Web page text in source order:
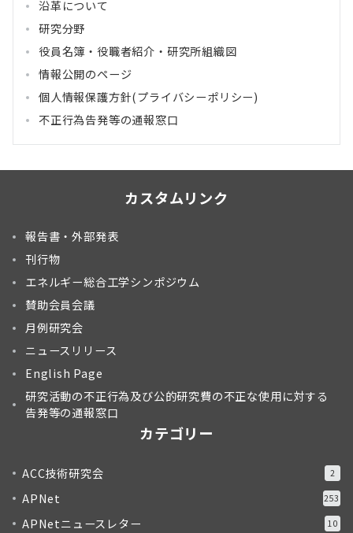
沿革について
研究分野
役員名簿・役職者紹介・研究所組織図
情報公開のページ
個人情報保護方針(プライバシーポリシー)
不正行為告発等の通報窓口
カスタムリンク
報告書・外部発表
刊行物
エネルギー総合工学シンポジウム
賛助会員会議
月例研究会
ニュースリリース
English Page
研究活動の不正行為及び公的研究費の不正な使用に対する
告発等の通報窓口
カテゴリー
ACC技術研究会 2
APNet 253
APNetニュースレター 10